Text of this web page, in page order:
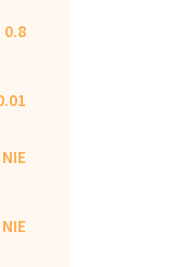
0.8
NIE
NIE